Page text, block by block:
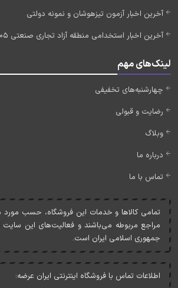
آخرین اخبار آزمون تیزهوشان و نمونه دولتی
آخرین اخبار استخدامی منطقه آزاد تجاری صنعتی 1405
لینک‌های مهم
چهارشنبه‌های تخفیفی
رضایت و قبولی
وبلاگ
درباره ما
تماس با ما
تمامی کالاها و خدمات اين فروشگاه، حسب مورد
مراجع مربوطه می‌باشند و فعاليت‌های اين سايت
جمهوری اسلامی ايران است.
اطلاعات تماس با فروشگاه اینترنتی ایران عرضه: